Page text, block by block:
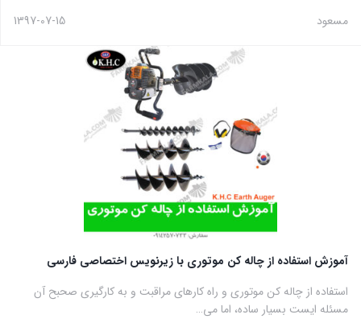
مسعود 1397-07-15
آموزش استفاده از چاله کن موتوری با زیرنویس اختصاصی فارسی
استفاده از چاله کن موتوری و راه کارهای مراقبت و به کارگیری صحبح آن
مسئله ایست بسیار ساده، اما می…